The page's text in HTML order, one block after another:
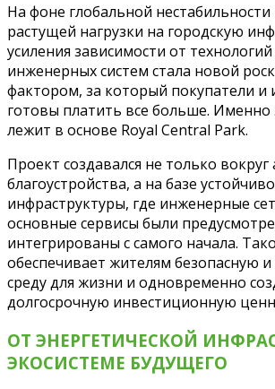
На фоне глобальной нестабильности
растущей нагрузки на городскую
усиления зависимости от
инженерных систем стала новой
фактором, за который покупатели и
готовы платить все больше. Именно
лежит в основе Royal Central Park.
Проект создавался не только
благоустройства, а на базе
инфраструктуры, где инженерные
основные сервисы были
интегрированы с самого начала.
обеспечивает жителям безопасную
среду для жизни и одновременно
долгосрочную инвестиционную
ОТ ЭНЕРГЕТИЧЕСКОЙ
ЭКОСИСТЕМЕ БУДУЩЕГО